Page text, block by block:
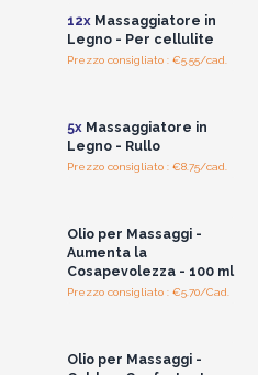
12xMassaggiatore in
Legno - Per cellulite
Prezzo consigliato : €5.55/cad.
5xMassaggiatore in
Legno - Rullo
Prezzo consigliato : €8.75/cad.
Olio per Massaggi -
Aumenta la
Cosapevolezza - 100 ml
Prezzo consigliato : €5.70/Cad.
Olio per Massaggi -